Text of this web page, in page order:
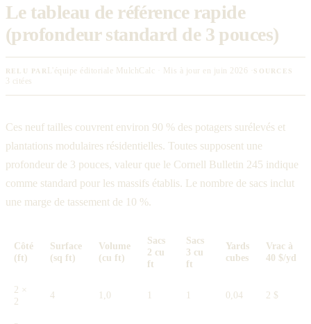
Le tableau de référence rapide
(profondeur standard de 3 pouces)
RELU PAR L'équipe éditoriale MulchCalc · Mis à jour en juin 2026 · SOURCES
3 citées
Ces neuf tailles couvrent environ 90 % des potagers surélevés et
plantations modulaires résidentielles. Toutes supposent une
profondeur de 3 pouces, valeur que le Cornell Bulletin 245 indique
comme standard pour les massifs établis. Le nombre de sacs inclut
une marge de tassement de 10 %.
Côté
(ft)
Surface
(sq ft)
Volume
(cu ft)
Sacs
2 cu
ft
Sacs
3 cu
ft
Yards
cubes
Vrac à
40 $/yd
2 ×
2
4 1,0 1 1 0,04 2 $